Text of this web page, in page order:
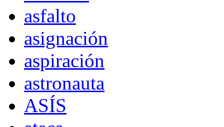
asfalto
asignación
aspiración
astronauta
ASÍS